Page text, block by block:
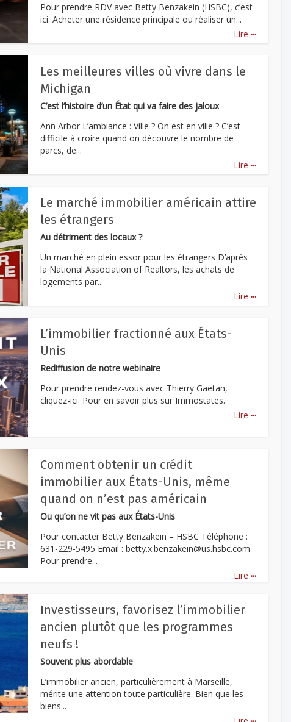
Pour prendre RDV avec Betty Benzakein (HSBC), c’est
ici. Acheter une résidence principale ou réaliser un...
Lire ...
Les meilleures villes où vivre dans le
Michigan
C’est l’histoire d’un État qui va faire des jaloux
Ann Arbor L’ambiance : Ville ? On est en ville ? C’est
difficile à croire quand on découvre le nombre de
parcs, de...
Lire ...
Le marché immobilier américain attire
les étrangers
Au détriment des locaux ?
Un marché en plein essor pour les étrangers D’après
la National Association of Realtors, les achats de
logements par...
Lire ...
L’immobilier fractionné aux États-
Unis
Rediffusion de notre webinaire
Pour prendre rendez-vous avec Thierry Gaetan,
cliquez-ici. Pour en savoir plus sur Immostates.
Lire ...
Comment obtenir un crédit
immobilier aux États-Unis, même
quand on n’est pas américain
Ou qu’on ne vit pas aux États-Unis
Pour contacter Betty Benzakein – HSBC Téléphone :
631-229-5495 Email : betty.x.benzakein@us.hsbc.com
Pour prendre...
Lire ...
Investisseurs, favorisez l’immobilier
ancien plutôt que les programmes
neufs !
Souvent plus abordable
L’immobilier ancien, particulièrement à Marseille,
mérite une attention toute particulière. Bien que les
biens...
...